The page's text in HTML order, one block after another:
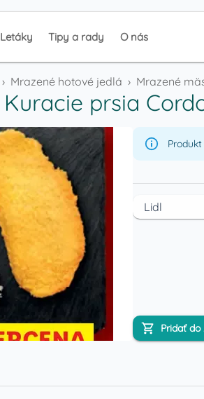
Letáky Tipy a rady O nás
› Mrazené hotové jedlá › Mrazené
Kuracie prsia
Lidl
Pridať